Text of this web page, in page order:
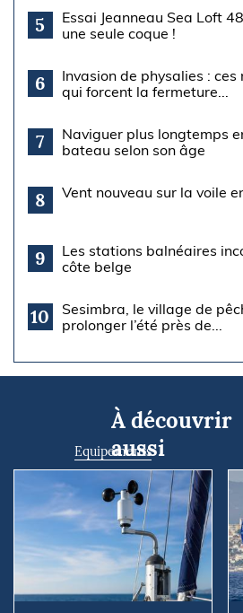
5
Essai Jeanneau Sea Loft
une seule coque !
6
Invasion de physalies :
qui forcent la fermeture...
7
Naviguer plus longtemps
bateau selon son âge
8 Vent nouveau sur la voile
9
Les stations balnéaires
côte belge
10
Sesimbra, le village de
prolonger l’été près de...
À découvrir
aussi
Equipements